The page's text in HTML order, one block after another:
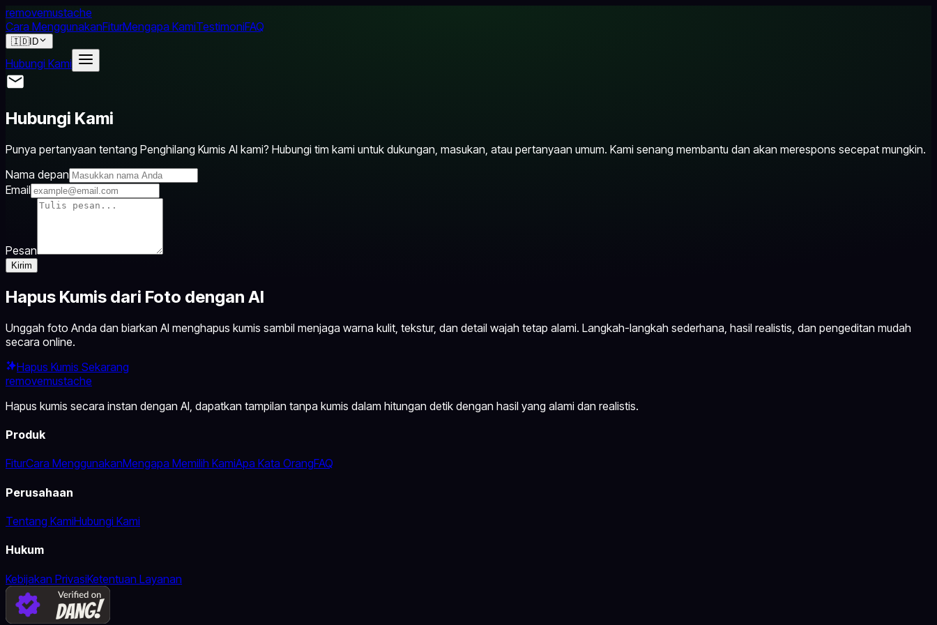
removemustache
Cara MenggunakanFiturMengapa KamiTestimoniFAQ
🇮🇩ID
Hubungi Kami
Hubungi Kami
Punya pertanyaan tentang Penghilang Kumis AI kami? Hubungi tim kami untuk dukungan, masukan, atau pertanyaan umum. Kami senang membantu dan akan merespons secepat mungkin.
Nama depan
Email
Pesan
Kirim
Hapus Kumis dari Foto dengan AI
Unggah foto Anda dan biarkan AI menghapus kumis sambil menjaga warna kulit, tekstur, dan detail wajah tetap alami. Langkah-langkah sederhana, hasil realistis, dan pengeditan mudah
secara online.
Hapus Kumis Sekarang
removemustache
Hapus kumis secara instan dengan AI, dapatkan tampilan tanpa kumis dalam hitungan detik dengan hasil yang alami dan realistis.
Produk
FiturCara MenggunakanMengapa Memilih KamiApa Kata OrangFAQ
Perusahaan
Tentang KamiHubungi Kami
Hukum
Kebijakan PrivasiKetentuan Layanan